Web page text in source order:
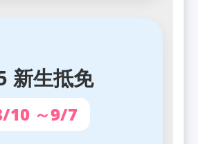
新生抵免
10 ～9/7